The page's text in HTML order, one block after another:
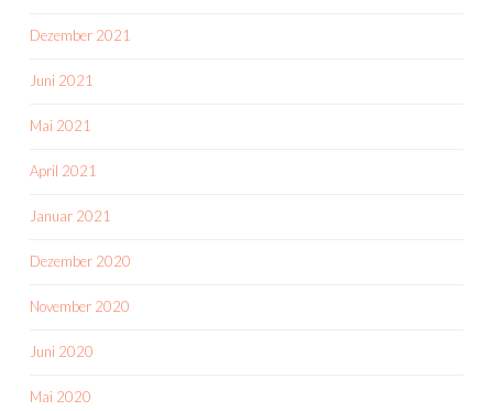
Dezember 2021
Juni 2021
Mai 2021
April 2021
Januar 2021
Dezember 2020
November 2020
Juni 2020
Mai 2020